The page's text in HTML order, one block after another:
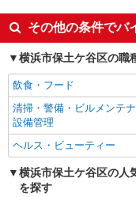
入社日応相談
友達と応募OK
未経験歓迎
女性活躍中
フリーター歓迎
ブランクOK
エルダー（50代～）活躍中
禁煙・分煙
その他の条件でバ
横浜市保土ケ谷区の職
飲食・フード
清掃・警備・ビルメンテナ
設備管理
ヘルス・ビューティー
横浜市保土ケ谷区の人
を探す